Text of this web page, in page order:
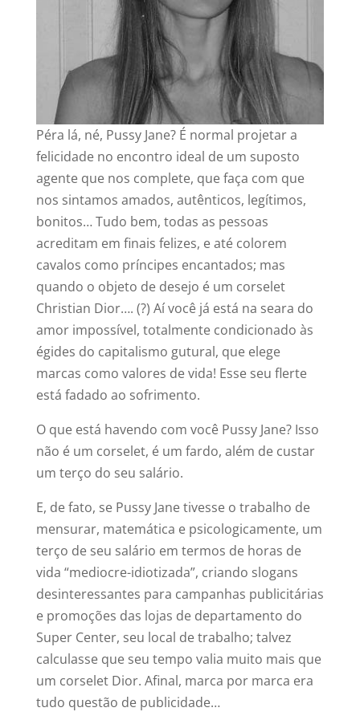
Péra lá, né, Pussy Jane? É normal projetar a
felicidade no encontro ideal de um suposto
agente que nos complete, que faça com que
nos sintamos amados, autênticos, legítimos,
bonitos… Tudo bem, todas as pessoas
acreditam em finais felizes, e até colorem
cavalos como príncipes encantados; mas
quando o objeto de desejo é um corselet
Christian Dior…. (?) Aí você já está na seara do
amor impossível, totalmente condicionado às
égides do capitalismo gutural, que elege
marcas como valores de vida! Esse seu flerte
está fadado ao sofrimento.
O que está havendo com você Pussy Jane? Isso
não é um corselet, é um fardo, além de custar
um terço do seu salário.
E, de fato, se Pussy Jane tivesse o trabalho de
mensurar, matemática e psicologicamente, um
terço de seu salário em termos de horas de
vida “mediocre-idiotizada”, criando slogans
desinteressantes para campanhas publicitárias
e promoções das lojas de departamento do
Super Center, seu local de trabalho; talvez
calculasse que seu tempo valia muito mais que
um corselet Dior. Afinal, marca por marca era
tudo questão de publicidade…